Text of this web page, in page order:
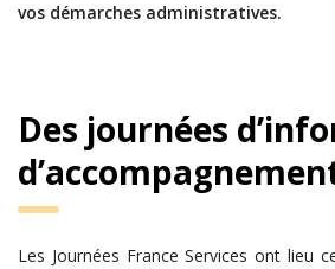
vos démarches administratives.
Des journées
Les Journées France Services ont lieu